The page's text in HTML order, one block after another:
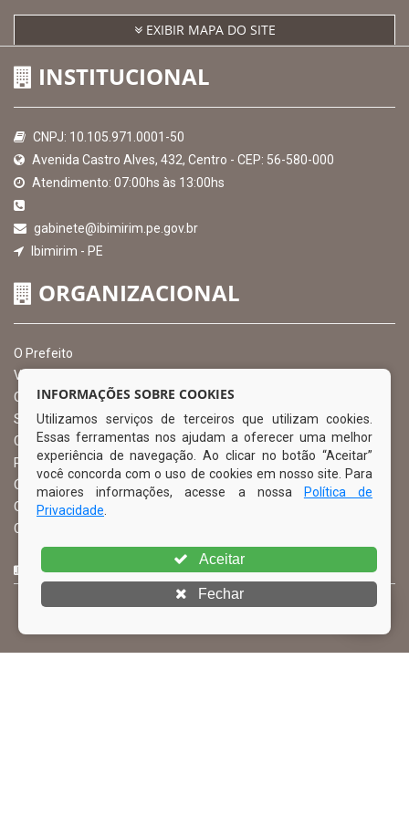
EXIBIR MAPA DO SITE
INSTITUCIONAL
CNPJ: 10.105.971.0001-50
Avenida Castro Alves, 432, Centro - CEP: 56-580-000
Atendimento: 07:00hs às 13:00hs
gabinete@ibimirim.pe.gov.br
Ibimirim - PE
ORGANIZACIONAL
O Prefeito
Vice Prefeito
Ouvidoria Municipal
Serviço de Informação ao Cidadão – SIC
Chefe de Gabinete
Procuradoria Geral
Órgão de Controle Interno
Organograma
Comissão Permanente de Licitação – CPL
CURTA NOSSA FAN PAGE
INFORMAÇÕES SOBRE COOKIES
Utilizamos serviços de terceiros que utilizam cookies.
Essas ferramentas nos ajudam a oferecer uma melhor
experiência de navegação. Ao clicar no botão “Aceitar”
você concorda com o uso de cookies em nosso site. Para
maiores informações, acesse a nossa
Política de
Privacidade
Aceitar
Fechar